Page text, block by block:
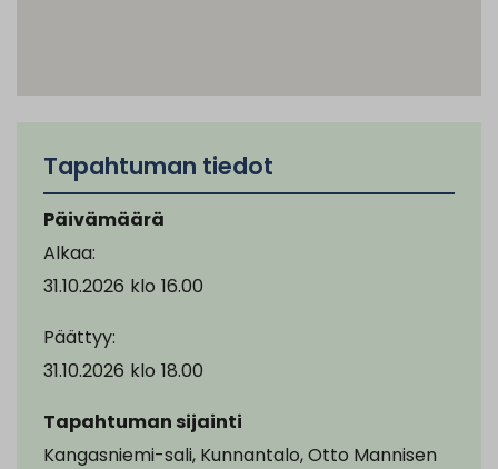
Tapahtuman tiedot
Päivämäärä
Alkaa:
31.10.2026 klo 16.00
Päättyy:
31.10.2026 klo 18.00
Tapahtuman sijainti
Kangasniemi-sali, Kunnantalo, Otto Mannisen